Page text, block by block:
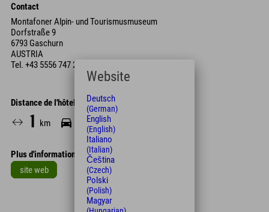
Contact
Montafoner Alpin- und Tourismusmuseum
Dorfstraße 9
6793 Gaschurn
AUSTRIA
Tel. +43 5556 747 23
Distance de l'hôtel
1 km 2 Min.
Plus d'informations
site web
Website
Deutsch
(German)
English
(English)
Italiano
(Italian)
Čeština
(Czech)
Polski
(Polish)
Magyar